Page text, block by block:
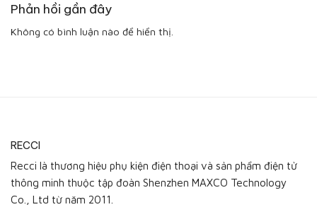
Phản hồi gần đây
Không có bình luận nào để hiển thị.
RECCI
Recci là thương hiệu phụ kiện điện thoại và sản phẩm điện tử
thông minh thuộc tập đoàn Shenzhen MAXCO Technology
Co., Ltd từ năm 2011.